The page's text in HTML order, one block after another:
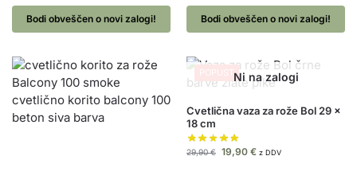
Bodi obveščen o novi zalogi! Bodi obveščen o novi zalogi!
POPUST
Cvetlična vaza za rože Bol 29 x
18 cm
29,90€ 19,90 € z DDV